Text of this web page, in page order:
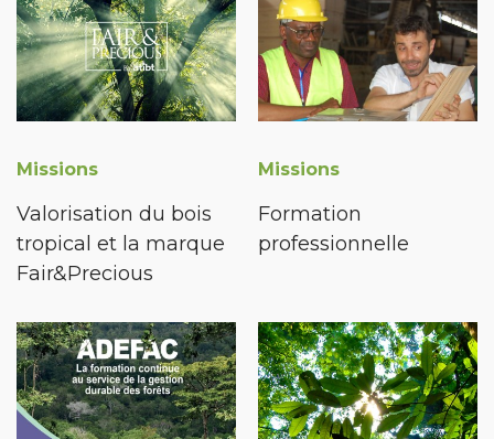
Missions
Valorisation du bois
tropical et la marque
Fair&Precious
Missions
Formation
professionnelle